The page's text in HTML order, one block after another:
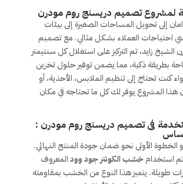
لمشروع تصميم دريسنج روم مودرن
إلى تحويل المساحات الصغيرة إلى بيئات
احتياجات العملاء بشكل مثالي. مع تصميم
زايد، تم التركيز على استغلال كل سنتيمتر
بطريقة ذكية، مما يضمن توفير حلول تخزين
كنت تحتاج إلى تنظيم الملابس، الأحذية، أو
هذا المشروع يوفر لك كل ما تحتاجه في مكان
فى تصميم دريسنج روم مودرن :
الخطوة الأولى نحو ضمان جودة المنتج النهائي.
استخدامخشب الكونتر جود وودالمعروف
طويلة. يتميز هذا النوع من الخشب بمقاومته